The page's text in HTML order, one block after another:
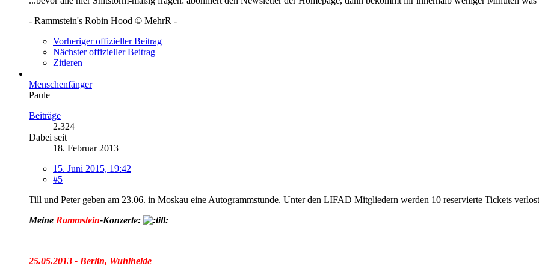
- Rammstein's Robin Hood © MehrR -
Vorheriger offizieller Beitrag
Nächster offizieller Beitrag
Zitieren
Menschenfänger
Paule
Beiträge
2.324
Dabei seit
18. Februar 2013
15. Juni 2015, 19:42
#5
Till und Peter geben am 23.06. in Moskau eine Autogrammstunde. Unter den LIFAD Mitgliedern werden 10 reservierte Tickets
Meine Rammstein-Konzerte:
25.05.2013 - Berlin, Wuhlheide